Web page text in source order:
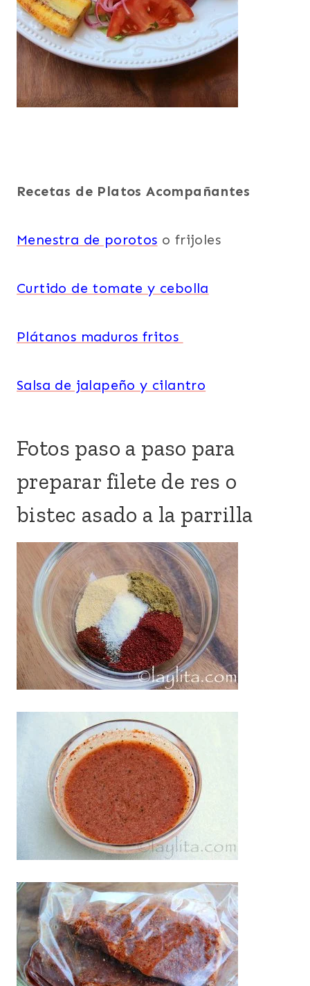
Recetas de Platos Acompañantes
Menestra de porotos o frijoles
Curtido de tomate y cebolla
Plátanos maduros fritos
Salsa de jalapeño y cilantro
Fotos paso a paso para
preparar filete de res o
bistec asado a la parrilla